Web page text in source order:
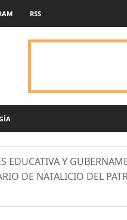
RSS
EDUCATIVA Y
DE NATALICIO DEL